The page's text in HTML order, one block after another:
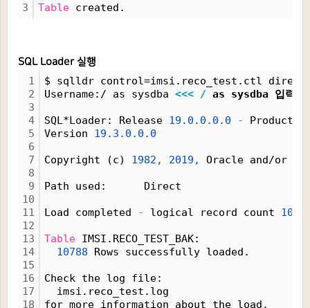
3
Table created.
SQL Loader 실행
1
2
3
4
5
6
7
8
9
10
11
12
13
14
15
16
17
18
$ sqlldr control=imsi.reco_test.ctl
Username:/ as sysdba <<< / as sysdba 입력
SQL*Loader: Release 19.0.0.0.0 -
Version 19.3.0.0.0
Copyright (c) 1982, 2019, Oracle and/or
Path used:      Direct
Load completed - logical record count
Table IMSI.RECO_TEST_BAK:
10788 Rows successfully loaded.
Check the log file:
imsi.reco_test.log
for more information about the load.